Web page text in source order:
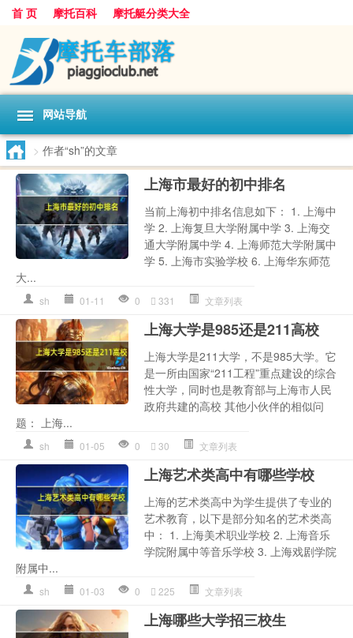
首 页 摩托百科 摩托艇分类大全
网站导航
> 作者“sh”的文章
上海市最好的初中排名
当前上海初中排名信息如下： 1. 上海中
学 2. 上海复旦大学附属中学 3. 上海交
通大学附属中学 4. 上海师范大学附属中
学 5. 上海市实验学校 6. 上海华东师范
大...
sh 01-11 0 331 文章列表
上海大学是985还是211高校
上海大学是211大学，不是985大学。它
是一所由国家“211工程”重点建设的综合
性大学，同时也是教育部与上海市人民
政府共建的高校 其他小伙伴的相似问
题： 上海...
sh 01-05 0 30 文章列表
上海艺术类高中有哪些学校
上海的艺术类高中为学生提供了专业的
艺术教育，以下是部分知名的艺术类高
中： 1. 上海美术职业学校 2. 上海音乐
学院附属中等音乐学校 3. 上海戏剧学院
附属中...
sh 01-03 0 225 文章列表
上海哪些大学招三校生